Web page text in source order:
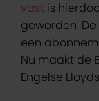
vast is
geworden.
een
Nu maakt de
Engelse